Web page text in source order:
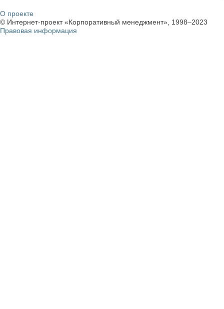
О проекте
© Интернет-проект «Корпоративный менеджмент», 1998–2023
Правовая информация